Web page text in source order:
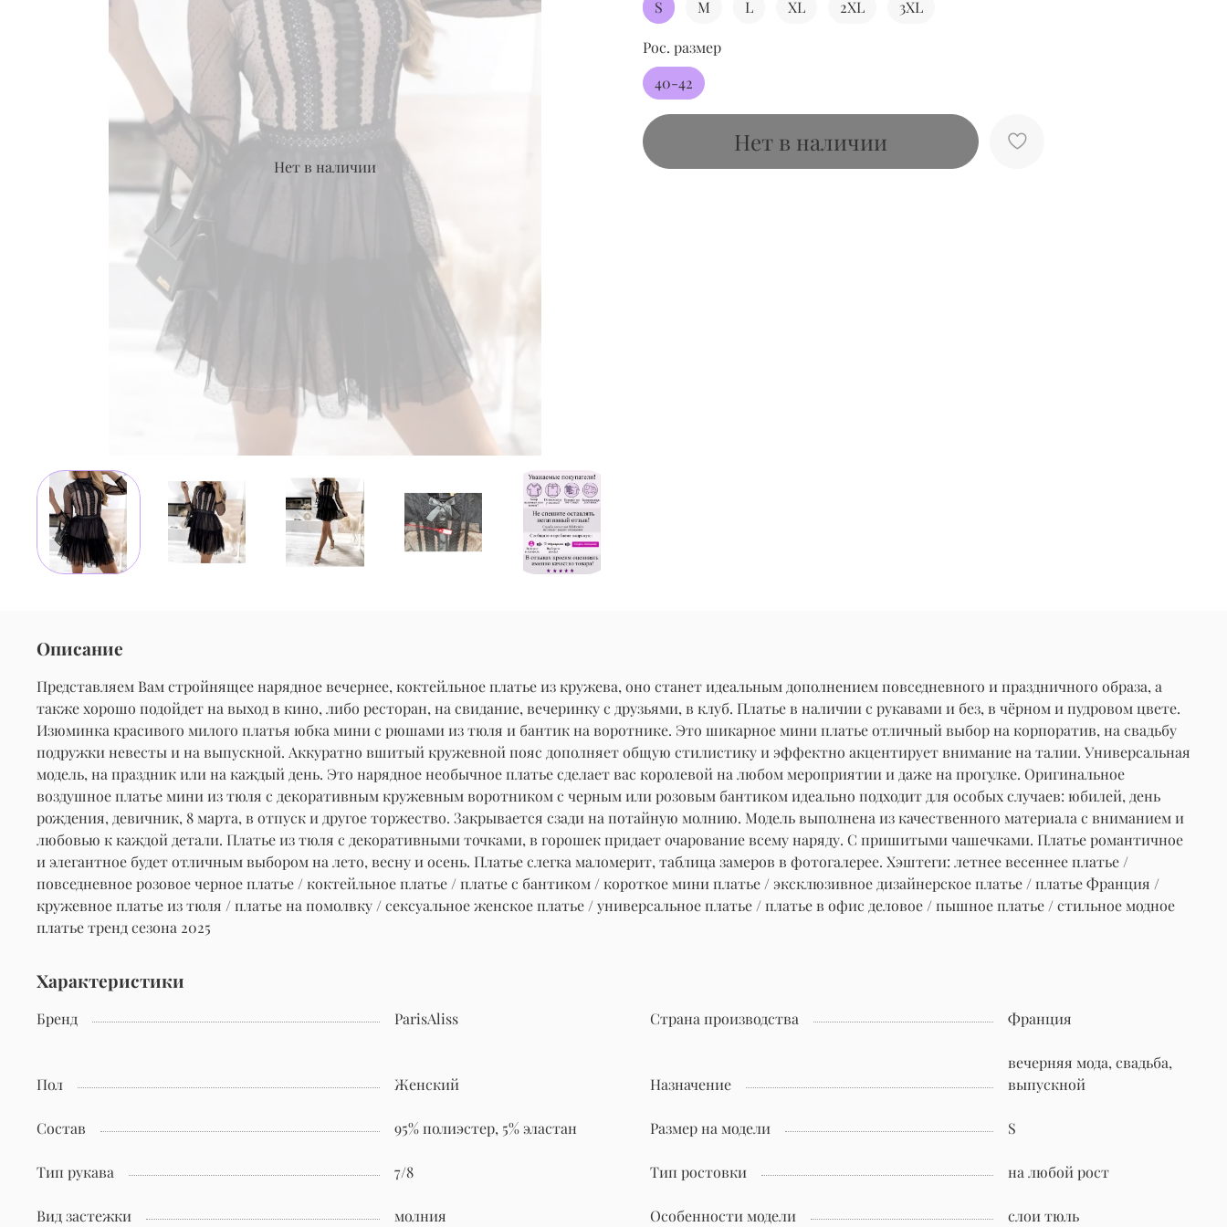
Нет в наличии
Нет в наличии
S M L XL 2XL 3XL
Рос. размер
40-42
Описание
Представляем Вам стройнящее нарядное вечернее, коктейльное платье из кружева, оно станет идеальным дополнением повседневного и праздничного образа, а
также хорошо подойдет на выход в кино, либо ресторан, на свидание, вечеринку с друзьями, в клуб. Платье в наличии с рукавами и без, в чёрном и пудровом цвете.
Изюминка красивого милого платья юбка мини с рюшами из тюля и бантик на воротнике. Это шикарное мини платье отличный выбор на корпоратив, на свадьбу
подружки невесты и на выпускной. Аккуратно вшитый кружевной пояс дополняет общую стилистику и эффектно акцентирует внимание на талии. Универсальная
модель, на праздник или на каждый день. Это нарядное необычное платье сделает вас королевой на любом мероприятии и даже на прогулке. Оригинальное
воздушное платье мини из тюля с декоративным кружевным воротником с черным или розовым бантиком идеально подходит для особых случаев: юбилей, день
рождения, девичник, 8 марта, в отпуск и другое торжество. Закрывается сзади на потайную молнию. Модель выполнена из качественного материала с вниманием и
любовью к каждой детали. Платье из тюля с декоративными точками, в горошек придает очарование всему наряду. С пришитыми чашечками. Платье романтичное
и элегантное будет отличным выбором на лето, весну и осень. Платье слегка маломерит, таблица замеров в фотогалерее. Хэштеги: летнее весеннее платье /
повседневное розовое черное платье / коктейльное платье / платье с бантиком / короткое мини платье / эксклюзивное дизайнерское платье / платье Франция /
кружевное платье из тюля / платье на помолвку / сексуальное женское платье / универсальное платье / платье в офис деловое / пышное платье / стильное модное
платье тренд сезона 2025
Характеристики
Бренд ParisAliss Страна производства Франция
Пол Женский Назначение
вечерняя мода, свадьба,
выпускной
Состав 95% полиэстер, 5% эластан Размер на модели S
Тип рукава 7/8 Тип ростовки на любой рост
Вид застежки молния Особенности модели слои тюль